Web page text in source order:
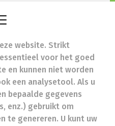
(BTW
werkzaam in België
Pharmaceutische
FAGG 713007
Orde der Apothekers,
website. Strikt
voor het goed
en kunnen niet worden
een analysetool. Als u
bepaalde gegevens
enz.) gebruikt om
te genereren. U kunt uw